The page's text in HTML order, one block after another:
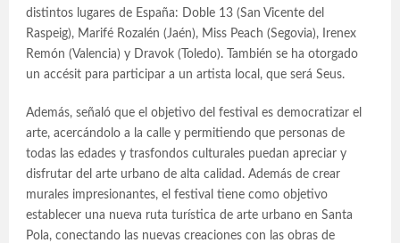
distintos lugares de España: Doble 13 (San Vicente del
Raspeig), Marifé Rozalén (Jaén), Miss Peach (Segovia), Irenex
Remón (Valencia) y Dravok (Toledo). También se ha otorgado
un accésit para participar a un artista local, que será Seus.
Además, señaló que el objetivo del festival es democratizar el
arte, acercándolo a la calle y permitiendo que personas de
todas las edades y trasfondos culturales puedan apreciar y
disfrutar del arte urbano de alta calidad. Además de crear
murales impresionantes, el festival tiene como objetivo
establecer una nueva ruta turística de arte urbano en Santa
Pola, conectando las nuevas creaciones con las obras de